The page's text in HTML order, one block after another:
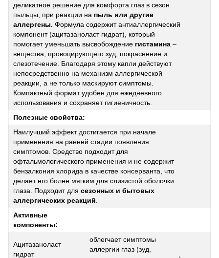
деликатное решение для комфорта глаз в сезон
пыльцы, при реакции на пыль или другие
аллергены. Формула содержит антиаллергический
компонент (ацитазаноласт гидрат), который
помогает уменьшать высвобождение гистамина –
вещества, провоцирующего зуд, покраснение и
слезотечение. Благодаря этому капли действуют
непосредственно на механизм аллергической
реакции, а не только маскируют симптомы.
Компактный формат удобен для ежедневного
использования и сохраняет гигиеничность.
Полезные свойства:
Наилучший эффект достигается при начале
применения на ранней стадии появления
симптомов. Средство подходит для
офтальмологического применения и не содержит
бензалкония хлорида в качестве консерванта, что
делает его более мягким для слизистой оболочки
глаза. Подходит для сезонных и бытовых
аллергических реакций
Активные
компоненты:
Ацитазаноласт
гидрат
облегчает симптомы
аллергии глаз (зуд,